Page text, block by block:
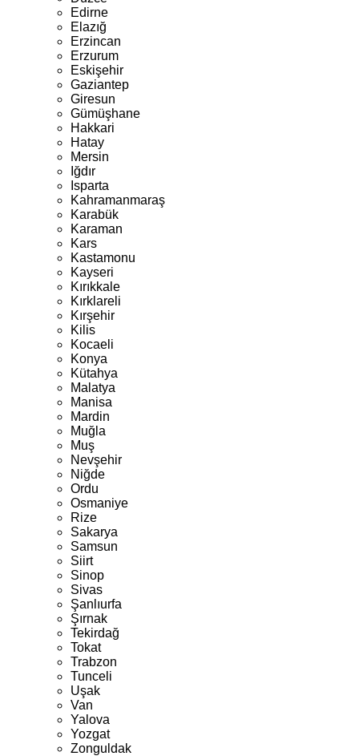
Edirne
Elazığ
Erzincan
Erzurum
Eskişehir
Gaziantep
Giresun
Gümüşhane
Hakkari
Hatay
Mersin
Iğdır
Isparta
Kahramanmaraş
Karabük
Karaman
Kars
Kastamonu
Kayseri
Kırıkkale
Kırklareli
Kırşehir
Kilis
Kocaeli
Konya
Kütahya
Malatya
Manisa
Mardin
Muğla
Muş
Nevşehir
Niğde
Ordu
Osmaniye
Rize
Sakarya
Samsun
Siirt
Sinop
Sivas
Şanlıurfa
Şırnak
Tekirdağ
Tokat
Trabzon
Tunceli
Uşak
Van
Yalova
Yozgat
Zonguldak